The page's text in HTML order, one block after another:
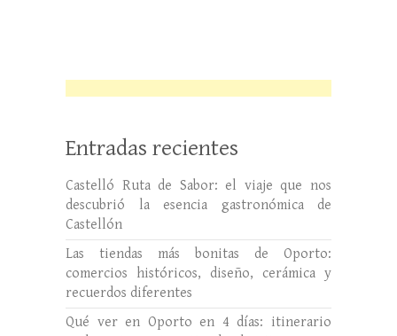
Entradas recientes
Castelló Ruta de Sabor: el viaje que nos
descubrió la esencia gastronómica de
Castellón
Las tiendas más bonitas de Oporto:
comercios históricos, diseño, cerámica y
recuerdos diferentes
Qué ver en Oporto en 4 días: itinerario